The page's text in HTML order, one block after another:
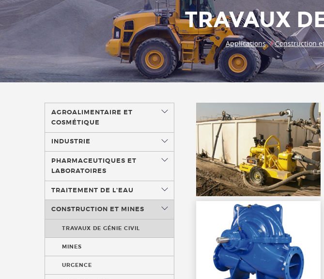
TRAVAUX
Applications Construction
AGROALIMENTAIRE ET
COSMÉTIQUE
INDUSTRIE
PHARMACEUTIQUES ET
LABORATOIRES
TRAITEMENT DE L'EAU
CONSTRUCTION ET MINES
TRAVAUX DE GÉNIE CIVIL
MINES
URGENCE